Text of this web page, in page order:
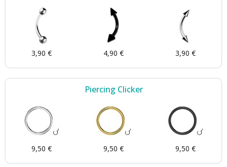
3,90 € 4,90 € 3,90 €
Piercing Clicker
9,50 € 9,50 € 9,50 €